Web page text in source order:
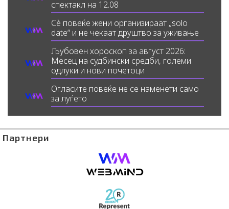
спектакл на 12.08
Сè повеќе жени организираат „solo
date“ и не чекаат друштво за уживање
Љубовен хороскоп за август 2026:
Месец на судбински средби, големи
одлуки и нови почетоци
Огласите повеќе не се наменети само
за луѓето
Партнери